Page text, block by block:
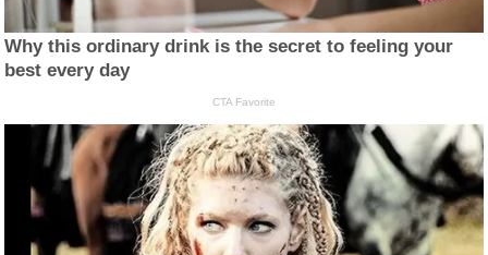
Why this ordinary drink is the secret to feeling your
best every day
CTA Favorite